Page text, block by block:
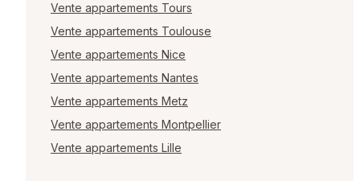
Vente appartements Tours
Vente appartements Toulouse
Vente appartements Nice
Vente appartements Nantes
Vente appartements Metz
Vente appartements Montpellier
Vente appartements Lille